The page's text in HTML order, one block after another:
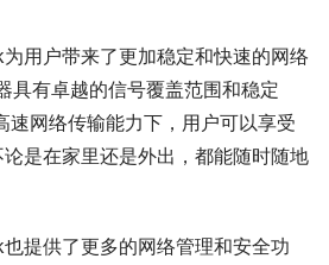
用户带来了更加稳定和快速的网络
具有卓越的信号覆盖范围和稳定
网络传输能力下，用户可以享受
是在家里还是外出，都能随时随地
提供了更多的网络管理和安全功